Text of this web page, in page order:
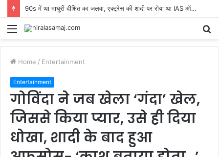
90s में था माधुरी दीक्षित का जलवा, एक्ट्रेस की शादी पर रोया था IAS ऑफिसर का दोस्त, तुकाराम मुंढे ने किया खुलासा
Menu
Home / Entertainment
Entertainment
गोविंदा ने जब खेला ‘गंदा’ खेल,
जिससे किया प्यार, उसे ही दिया
धोखा, शादी के बाद हुआ